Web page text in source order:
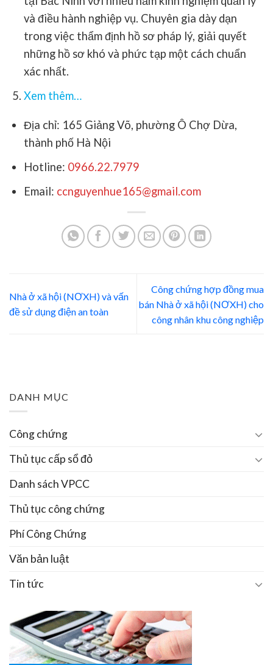
và điều hành nghiệp vụ. Chuyên gia dày dạn
trong việc thẩm định hồ sơ pháp lý, giải quyết
những hồ sơ khó và phức tạp một cách chuẩn
xác nhất.
Xem thêm…
Địa chỉ: 165 Giảng Võ, phường Ô Chợ Dừa,
thành phố Hà Nội
Hotline: 0966.22.7979
Email: ccnguyenhue165@gmail.com
Nhà ở xã hội (NƠXH) và vấn
đề sử dụng điện an toàn
Công chứng hợp đồng mua
bán Nhà ở xã hội (NƠXH) cho
công nhân khu công nghiệp
DANH MỤC
Công chứng
Thủ tục cấp sổ đỏ
Danh sách VPCC
Thủ tục công chứng
Phí Công Chứng
Văn bản luật
Tin tức